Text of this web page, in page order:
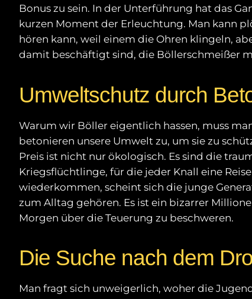
Bonus zu sein. In der Unterführung hat das
kurzen Moment der Erleuchtung. Man kann
hören kann, weil einem die Ohren klingeln,
damit beschäftigt sind, die Böllerschmeißer
Umweltschutz durch
Warum wir Böller eigentlich hassen, muss
betonieren unsere Umwelt zu, um sie zu
Preis ist nicht nur ökologisch. Es sind die
Kriegsflüchtlinge, für die jeder Knall eine
wiederkommen, scheint sich die junge
zum Alltag gehören. Es ist ein bizarrer
Morgen über die Teuerung zu beschweren.
Die Suche nach dem
Man fragt sich unweigerlich, woher die